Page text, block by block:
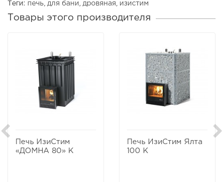
Теги: печь для бани дровяная изистим
Товары этого производителя
Печь ИзиСтим
«ДОМНА 80» К
Печь ИзиСтим Ялта
100 К